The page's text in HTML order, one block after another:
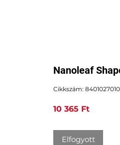
Nanoleaf
Cikkszám:
10 365 FtÁr
Elfogyott